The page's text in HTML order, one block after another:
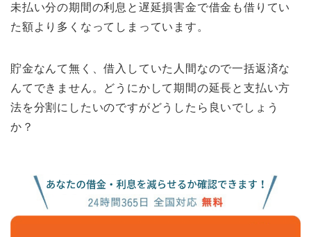
未払い分の期間の利息と遅延損害金で借金も借りてい
た額より多くなってしまっています。
貯金なんて無く、借入していた人間なので一括返済な
んてできません。どうにかして期間の延長と支払い方
法を分割にしたいのですがどうしたら良いでしょう
か？